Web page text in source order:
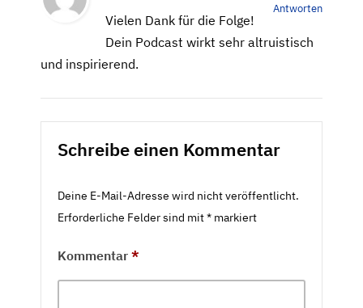
Antworten
Vielen Dank für die Folge!
Dein Podcast wirkt sehr altruistisch
und inspirierend.
Schreibe einen Kommentar
Deine E-Mail-Adresse wird nicht veröffentlicht.
Erforderliche Felder sind mit* markiert
Kommentar *